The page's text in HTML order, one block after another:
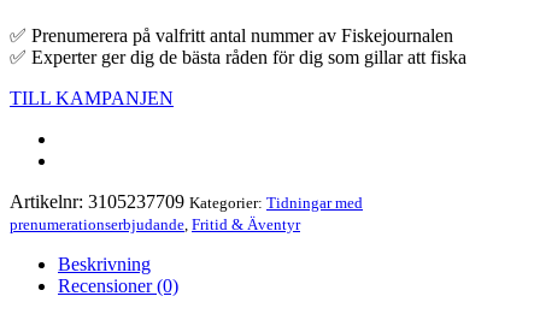
✅ Prenumerera på valfritt antal nummer av Fiskejournalen
✅ Experter ger dig de bästa råden för dig som gillar att fiska
TILL KAMPANJEN
Artikelnr: 3105237709 Kategorier: Tidningar med
prenumerationserbjudande Fritid & Äventyr
Beskrivning
Recensioner (0)